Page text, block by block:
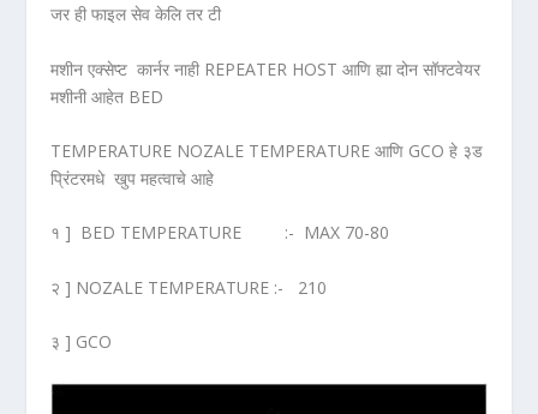
जर ही फाइल सेव केलि तर टी
मशीन एक्सेप्ट कार्नर नाही REPEATER HOST आणि ह्या दोन सॉफ्टवेयर
मशीनी आहेत BED
TEMPERATURE NOZALE TEMPERATURE आणि GCO हे ३ड
प्रिंटरमधे खुप महत्वाचे आहे
१ ] BED TEMPERATURE :- MAX 70-80
२ ] NOZALE TEMPERATURE :- 210
३ ] GCO